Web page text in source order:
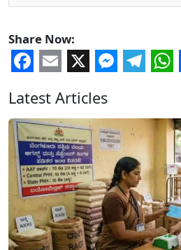
Share Now:
Latest Articles